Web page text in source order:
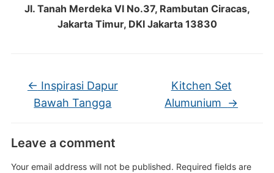
Jl. Tanah Merdeka VI No.37, Rambutan Ciracas,
Jakarta Timur, DKI Jakarta 13830
← Inspirasi Dapur
Bawah Tangga
Kitchen Set
Alumunium →
Leave a comment
Your email address will not be published. Required fields are